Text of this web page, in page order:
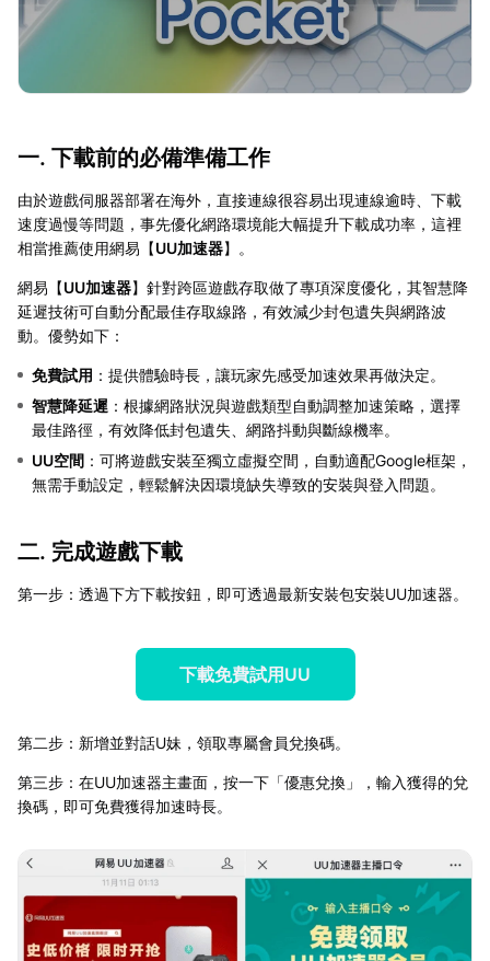
一. 下載前的必備準備工作
由於遊戲伺服器部署在海外，直接連線很容易出現連線逾時、下載
速度過慢等問題，事先優化網路環境能大幅提升下載成功率，這裡
相當推薦使用網易【UU加速器】。
網易【UU加速器】針對跨區遊戲存取做了專項深度優化，其智慧降
延遲技術可自動分配最佳存取線路，有效減少封包遺失與網路波
動。優勢如下：
免費試用 ：提供體驗時長，讓玩家先感受加速效果再做決定。
智慧降延遲 ：根據網路狀況與遊戲類型自動調整加速策略，選擇
最佳路徑，有效降低封包遺失、網路抖動與斷線機率。
UU空間 ：可將遊戲安裝至獨立虛擬空間，自動適配Google框架，
無需手動設定，輕鬆解決因環境缺失導致的安裝與登入問題。
二. 完成遊戲下載
第一步：透過下方下載按鈕，即可透過最新安裝包安裝UU加速器。
下載免費試用UU
第二步：新增並對話U妹，領取專屬會員兌換碼。
第三步：在UU加速器主畫面，按一下「優惠兌換」，輸入獲得的兌
換碼，即可免費獲得加速時長。